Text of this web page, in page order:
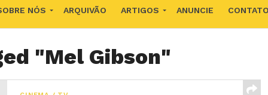
NÓS ARQUIVÃO ARTIGOS ANUNCIE CONTATO
"Mel Gibson"